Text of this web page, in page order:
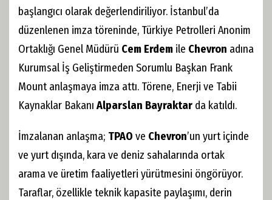
başlangıcı olarak değerlendiriliyor. İstanbul’da
düzenlenen imza töreninde, Türkiye Petrolleri Anonim
Ortaklığı Genel Müdürü Cem Erdem ile Chevron adına
Kurumsal İş Geliştirmeden Sorumlu Başkan Frank
Mount anlaşmaya imza attı. Törene, Enerji ve Tabii
Kaynaklar Bakanı Alparslan Bayraktar da katıldı.
İmzalanan anlaşma; TPAO ve Chevron’un yurt içinde
ve yurt dışında, kara ve deniz sahalarında ortak
arama ve üretim faaliyetleri yürütmesini öngörüyor.
Taraflar, özellikle teknik kapasite paylaşımı, derin